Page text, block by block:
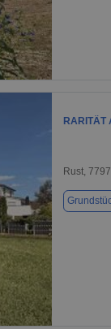
1 / 6
1 / 5
RARITÄT
Rust,